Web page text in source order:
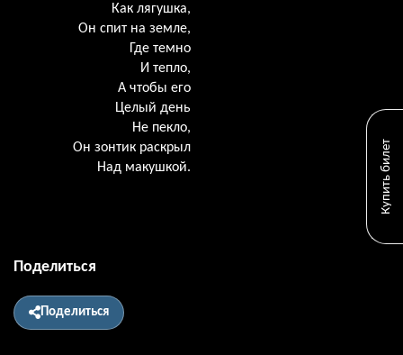
Купить билет
Как лягушка,
Он спит на земле,
Где темно
И тепло,
А чтобы его
Целый день
Не пекло,
Он зонтик раскрыл
Над макушкой.
Поделиться
Поделиться